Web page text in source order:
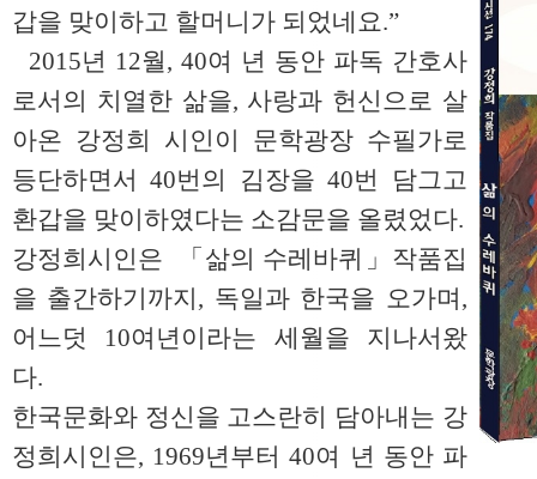
갑을 맞이하고 할머니가 되었네요.”
2015년 12월, 40여 년 동안 파독 간호사
로서의 치열한 삶을, 사랑과 헌신으로 살
아온 강정희 시인이 문학광장 수필가로
등단하면서 40번의 김장을 40번 담그고
환갑을 맞이하였다는 소감문을 올렸었다.
강정희시인은 「삶의 수레바퀴」작품집
을 출간하기까지, 독일과 한국을 오가며,
어느덧 10여년이라는 세월을 지나서왔
다.
한국문화와 정신을 고스란히 담아내는 강
정희시인은, 1969년부터 40여 년 동안 파